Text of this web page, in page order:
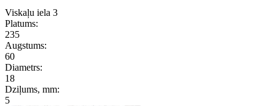
Viskaļu iela 3
Platums:
235
Augstums:
60
Diametrs:
18
Dziļums, mm:
5